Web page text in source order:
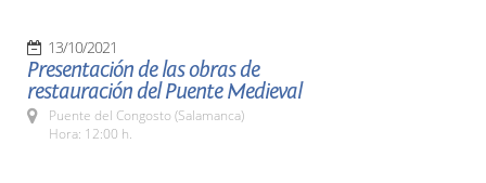
13/10/2021
Presentación de las obras de
restauración del Puente Medieval
Puente del Congosto (Salamanca)
Hora: 12:00 h.